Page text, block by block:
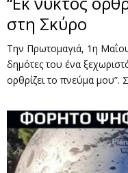
στη Σκύρο
Την Πρωτομαγιά, 1η
δημότες του ένα
ορθρίζει το πνεύμα μου”.